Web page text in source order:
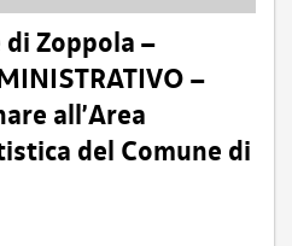
Zoppola –
–
all’Area
del Comune di